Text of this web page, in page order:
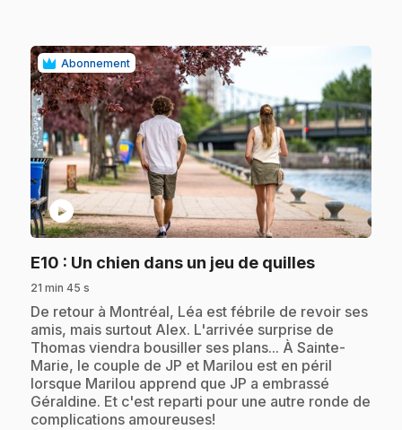
Abonnement
play_circle
E10 : Un chien dans un jeu de quilles.
21 min 45 s
.De retour à Montréal, Léa est fébrile de revoir ses
amis, mais surtout Alex. L'arrivée surprise de
Thomas viendra bousiller ses plans... À Sainte-
Marie, le couple de JP et Marilou est en péril
lorsque Marilou apprend que JP a embrassé
Géraldine. Et c'est reparti pour une autre ronde de
complications amoureuses!